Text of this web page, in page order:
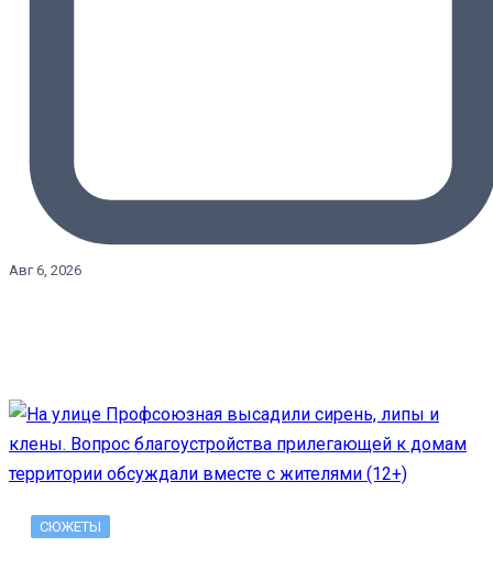
Авг 6, 2026
СЮЖЕТЫ